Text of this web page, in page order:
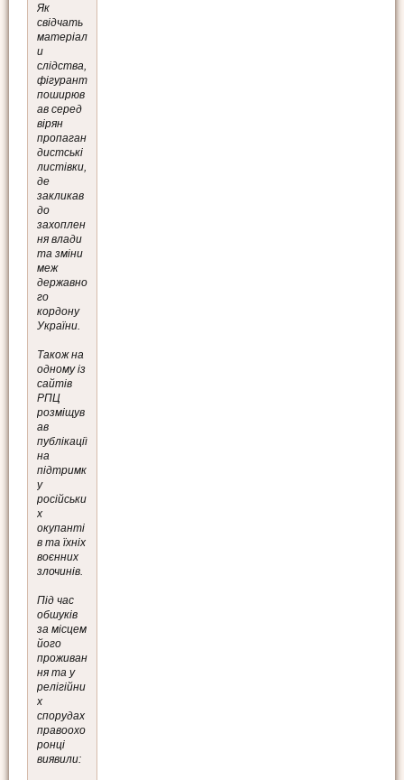
Як
свідчать
матеріал
и
слідства,
фігурант
поширюв
ав серед
вірян
пропаган
дистські
листівки,
де
закликав
до
захоплен
ня влади
та зміни
меж
державно
го
кордону
України.
Також на
одному із
сайтів
РПЦ
розміщув
ав
публікації
на
підтримк
у
російськи
х
окупанті
в та їхніх
воєнних
злочинів.
Під час
обшуків
за місцем
його
проживан
ня та у
релігійни
х
спорудах
правоохо
ронці
виявили: